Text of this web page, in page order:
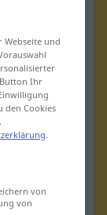
und
Ihr
den Cookies
.
von
von